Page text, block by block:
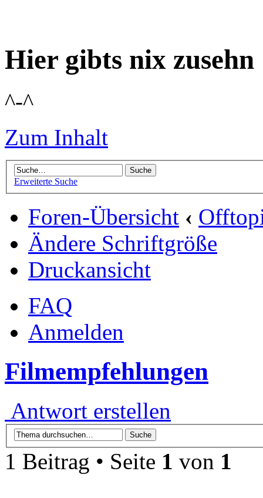
Hier gibts nix zusehn
^-^
Zum Inhalt
Erweiterte Suche
Foren-Übersicht ‹
Ändere Schriftgröße
Druckansicht
FAQ
Anmelden
Filmempfehlungen
Antwort erstellen
1 Beitrag • Seite 1 von 1